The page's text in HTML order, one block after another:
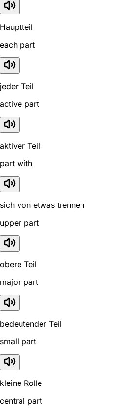
Hauptteil
each part
jeder Teil
active part
aktiver Teil
part with
sich von etwas trennen
upper part
obere Teil
major part
bedeutender Teil
small part
kleine Rolle
central part